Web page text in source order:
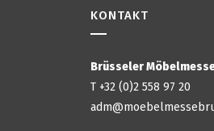
KONTAKT
Brüsseler
T +32 (0)2 558 97 20